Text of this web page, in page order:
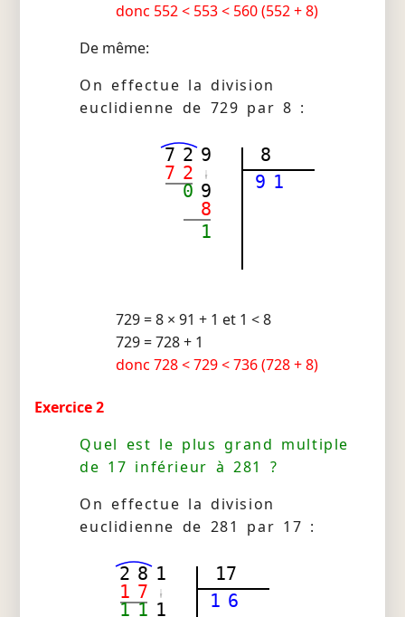
donc 552 < 553 < 560 (552 + 8)
De même:
On effectue la division
euclidienne de 729 par 8 :
7 2 9
8
9 1
2
7
9
0
8
1
729 = 8 × 91 + 1 et 1 < 8
729 = 728 + 1
donc 728 < 729 < 736 (728 + 8)
Exercice 2
Quel est le plus grand multiple
de 17 inférieur à 281 ?
On effectue la division
euclidienne de 281 par 17 :
2 8 1
17
1 6
7
1
1
1
1